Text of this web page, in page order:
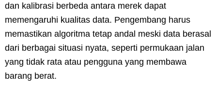
dan kalibrasi berbeda antara merek dapat
memengaruhi kualitas data. Pengembang harus
memastikan algoritma tetap andal meski data berasal
dari berbagai situasi nyata, seperti permukaan jalan
yang tidak rata atau pengguna yang membawa
barang berat.